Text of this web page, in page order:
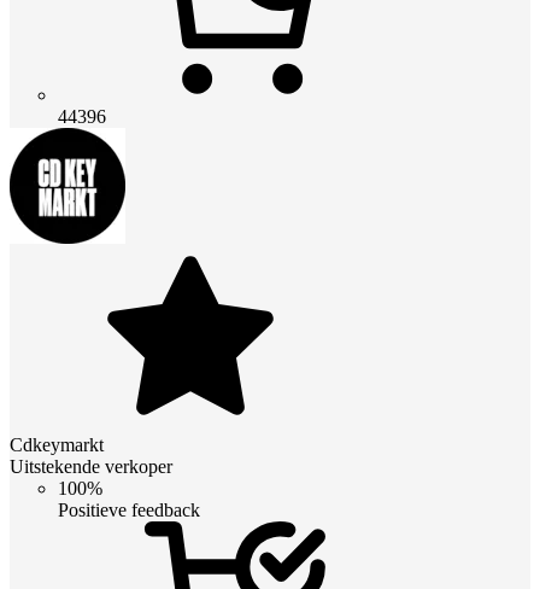
44396
Cdkeymarkt
Uitstekende verkoper
100%
Positieve feedback